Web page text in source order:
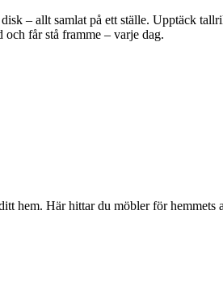
– allt samlat på ett ställe. Upptäck
får stå framme – varje dag.
hem. Här hittar du möbler för hemmets